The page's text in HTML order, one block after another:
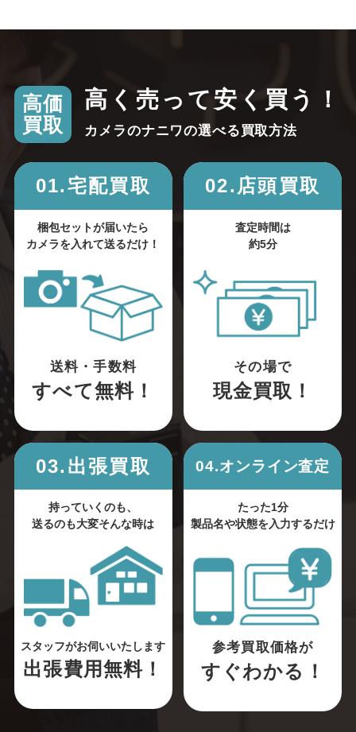
高価
買取
高く売って安く買う！
カメラのナニワの選べる買取方法
01.宅配買取
梱包セットが届いたら
カメラを入れて送るだけ！
送料・手数料
すべて無料！
02.店頭買取
査定時間は
約5分
その場で
現金買取！
03.出張買取
持っていくのも、
送るのも大変そんな時は
スタッフがお伺いいたします
出張費用無料！
04.オンライン査定
たった1分
製品名や状態を入力するだけ
参考買取価格が
すぐわかる！